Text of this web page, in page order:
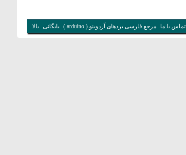
تماس با ما مرجع فارسی بردهای آردوینو ( arduino ) بایگانی بالا